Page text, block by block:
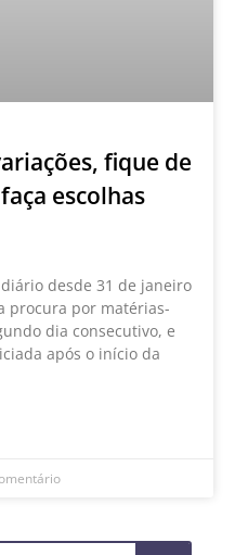
fique de
escolhas
desde 31 de janeiro
procura por matérias-
dia consecutivo, e
após o início da